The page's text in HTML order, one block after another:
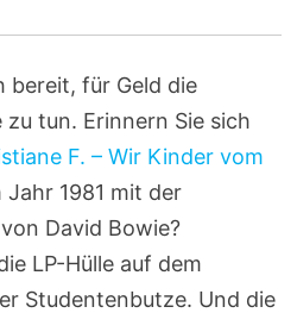
bereit, für Geld die
tun. Erinnern Sie sich
F. – Wir Kinder vom
Jahr 1981 mit der
David Bowie?
LP-Hülle auf dem
Studentenbutze. Und die